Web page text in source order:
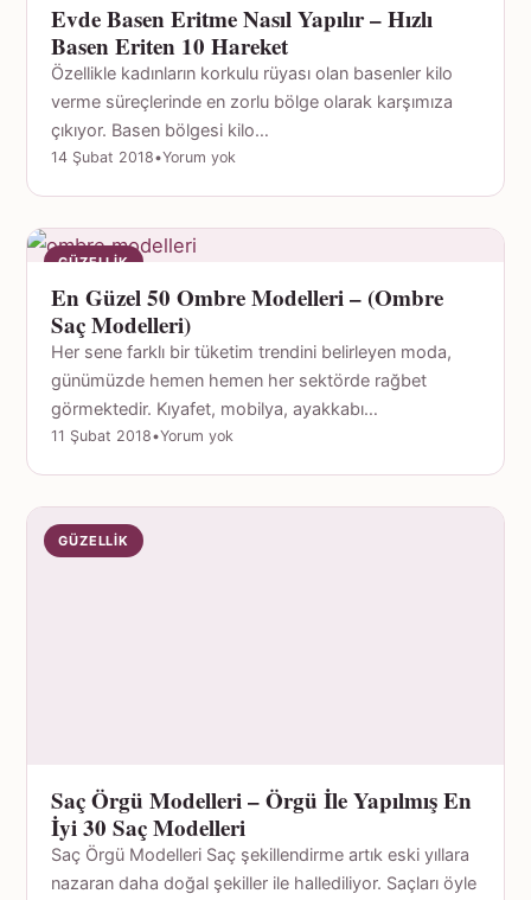
Evde Basen Eritme Nasıl Yapılır – Hızlı
Basen Eriten 10 Hareket
Özellikle kadınların korkulu rüyası olan basenler kilo
verme süreçlerinde en zorlu bölge olarak karşımıza
çıkıyor. Basen bölgesi kilo…
14 Şubat 2018•Yorum yok
GÜZELLIK
En Güzel 50 Ombre Modelleri – (Ombre
Saç Modelleri)
Her sene farklı bir tüketim trendini belirleyen moda,
günümüzde hemen hemen her sektörde rağbet
görmektedir. Kıyafet, mobilya, ayakkabı…
11 Şubat 2018•Yorum yok
GÜZELLIK
Saç Örgü Modelleri – Örgü İle Yapılmış En
İyi 30 Saç Modelleri
Saç Örgü Modelleri Saç şekillendirme artık eski yıllara
nazaran daha doğal şekiller ile hallediliyor. Saçları öyle